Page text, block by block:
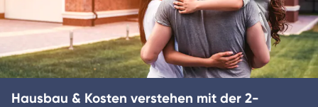
Designerhäuser
Fachwerkhäuser
Klassische Häuser
Hausbau & Kosten verstehen mit der 2-